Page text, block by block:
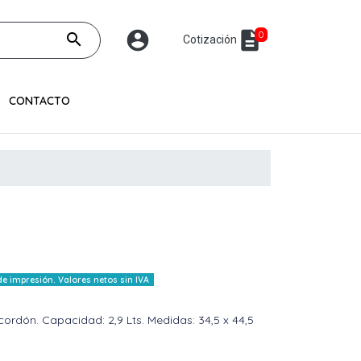
search account_circle Cotización description0
CONTACTO
impresión. Valores netos sin IVA
Capacidad: 2,9 Lts. Medidas: 34,5 x 44,5